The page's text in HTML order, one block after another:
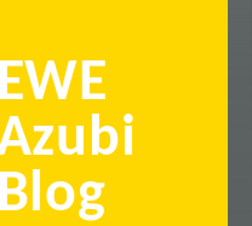
EWE
Blog